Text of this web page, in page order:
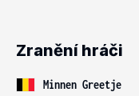
Zranění hráči
Minnen Greetje